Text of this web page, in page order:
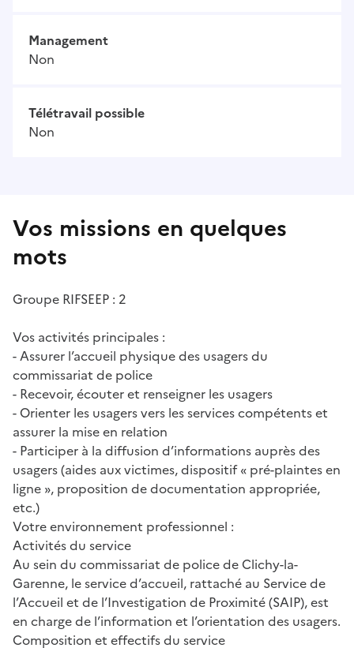
Management
Non
Télétravail possible
Non
Vos missions en quelques
mots
Groupe RIFSEEP : 2
Vos activités principales :
- Assurer l’accueil physique des usagers du
commissariat de police
- Recevoir, écouter et renseigner les usagers
- Orienter les usagers vers les services compétents et
assurer la mise en relation
- Participer à la diffusion d’informations auprès des
usagers (aides aux victimes, dispositif « pré-plaintes en
ligne », proposition de documentation appropriée,
etc.)
Votre environnement professionnel :
Activités du service
Au sein du commissariat de police de Clichy-la-
Garenne, le service d’accueil, rattaché au Service de
l’Accueil et de l’Investigation de Proximité (SAIP), est
en charge de l’information et l’orientation des usagers.
Composition et effectifs du service